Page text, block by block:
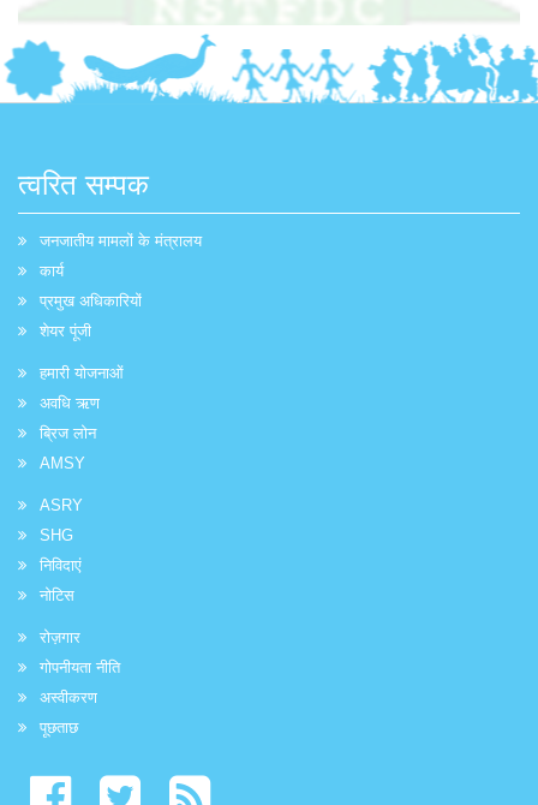
त्वरित सम्पक
जनजातीय मामलों के मंत्रालय
कार्य
प्रमुख अधिकारियों
शेयर पूंजी
हमारी योजनाओं
अवधि ऋण
ब्रिज लोन
AMSY
ASRY
SHG
निविदाएं
नोटिस
रोज़गार
गोपनीयता नीति
अस्वीकरण
पूछताछ